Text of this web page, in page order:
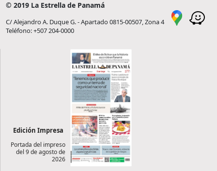
© 2019 La Estrella de Panamá
C/ Alejandro A. Duque G. - Apartado 0815-00507, Zona 4
Teléfono: +507 204-0000
Edición Impresa
Portada del impreso
del 9 de agosto de
2026